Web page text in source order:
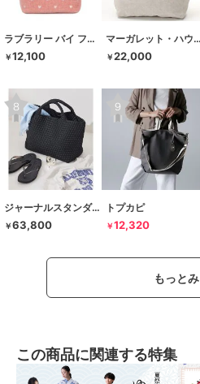
ラブラリー バイ フェイラー
￥12,100
マーガレット・ハウエル アイデア
￥22,000
ジャーナルスタンダード レサージュ
￥63,800
トプカピ
￥12,320
もっと
この商品に関連する特集